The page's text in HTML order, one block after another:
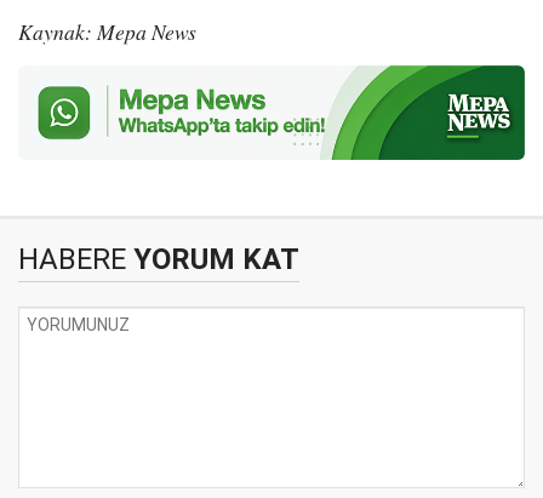
Kaynak: Mepa News
HABERE YORUM KAT